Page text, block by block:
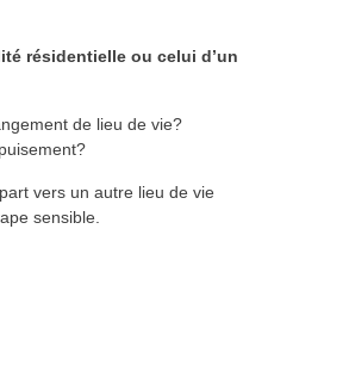
résidentielle ou celui d’un
de lieu de vie?
vers un autre lieu de vie
sensible.